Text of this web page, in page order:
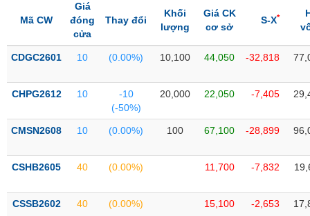
Mã CW
Giá
đóng
cửa
Thay đổi
Khối
lượng
Giá CK
cơ sở
S-X*
CDGC2601 10 (0.00%) 10,100 44,050 -32,818
CHPG2612 10
-10
(-50%)
20,000 22,050 -7,405
CMSN2608 10 (0.00%) 100 67,100 -28,899
CSHB2605 40 (0.00%) 11,700 -7,832
CSSB2602 40 (0.00%) 15,100 -2,653
YẾU
TIÊU
THIẾT
YẾU
CHĂM